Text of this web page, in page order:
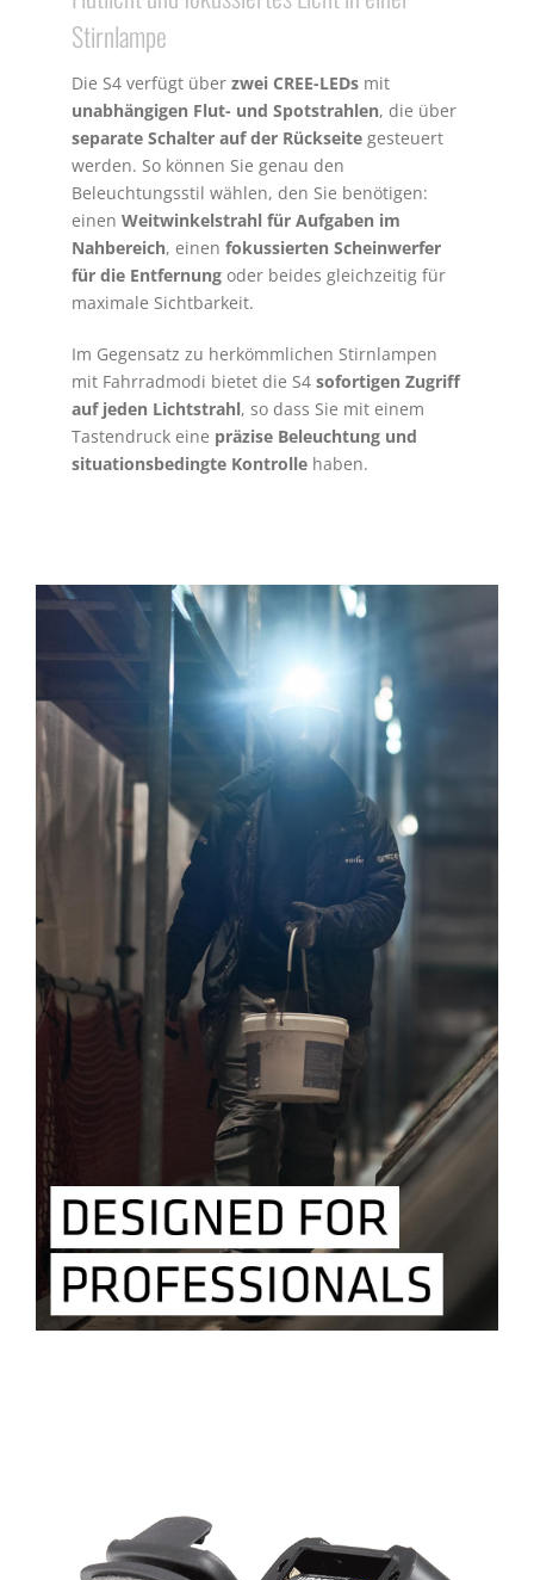
Stirnlampe
Die S4 verfügt über zwei CREE-LEDs mit
unabhängigen Flut- und Spotstrahlen, die über
separate Schalter auf der Rückseite gesteuert
werden. So können Sie genau den
Beleuchtungsstil wählen, den Sie benötigen:
einen Weitwinkelstrahl für Aufgaben im
Nahbereich, einen fokussierten Scheinwerfer
für die Entfernung oder beides gleichzeitig für
maximale Sichtbarkeit.
Im Gegensatz zu herkömmlichen Stirnlampen
mit Fahrradmodi bietet die S4 sofortigen Zugriff
auf jeden Lichtstrahl, so dass Sie mit einem
Tastendruck eine präzise Beleuchtung und
situationsbedingte Kontrolle haben.